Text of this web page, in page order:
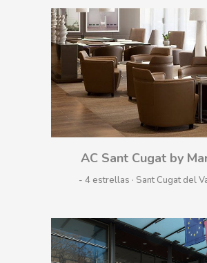
AC Sant Cugat by
- 4 estrellas · Sant Cugat del